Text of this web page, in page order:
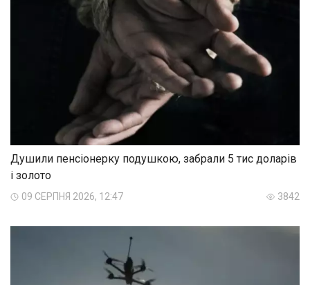
Душили пенсіонерку подушкою, забрали 5 тис доларів
і золото
09 СЕРПНЯ 2026, 12:47 3842